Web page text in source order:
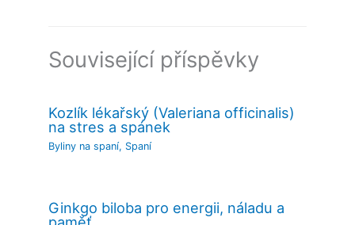
Související příspěvky
Kozlík lékařský (Valeriana officinalis)
na stres a spánek
Byliny na spaní, Spaní
Ginkgo biloba pro energii, náladu a